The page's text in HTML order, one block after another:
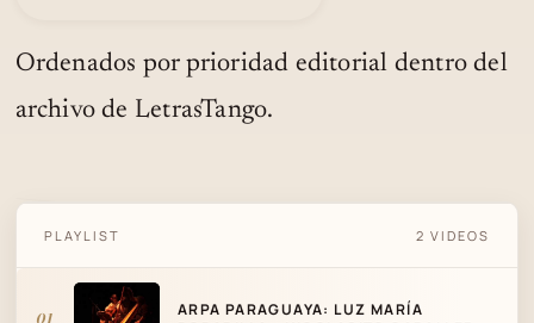
Ordenados por prioridad editorial dentro del
archivo de LetrasTango.
- NICOLASITO CABALLERO: POLCA
PLAYLIST 2 VIDEOS
ARPA PARAGUAYA: LUZ MARÍA